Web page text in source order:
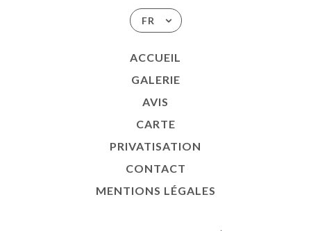
FR
ACCUEIL
GALERIE
AVIS
CARTE
PRIVATISATION
CONTACT
MENTIONS LÉGALES